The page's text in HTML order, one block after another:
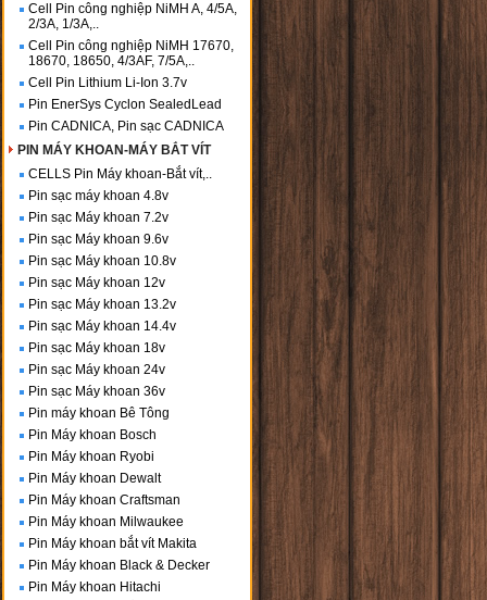
Cell Pin công nghiệp NiMH A, 4/5A,
2/3A, 1/3A,..
Cell Pin công nghiệp NiMH 17670,
18670, 18650, 4/3AF, 7/5A,..
Cell Pin Lithium Li-Ion 3.7v
Pin EnerSys Cyclon SealedLead
Pin CADNICA, Pin sạc CADNICA
PIN MÁY KHOAN-MÁY BẮT VÍT
CELLS Pin Máy khoan-Bắt vít,..
Pin sạc máy khoan 4.8v
Pin sạc Máy khoan 7.2v
Pin sạc Máy khoan 9.6v
Pin sạc Máy khoan 10.8v
Pin sạc Máy khoan 12v
Pin sạc Máy khoan 13.2v
Pin sạc Máy khoan 14.4v
Pin sạc Máy khoan 18v
Pin sạc Máy khoan 24v
Pin sạc Máy khoan 36v
Pin máy khoan Bê Tông
Pin Máy khoan Bosch
Pin Máy khoan Ryobi
Pin Máy khoan Dewalt
Pin Máy khoan Craftsman
Pin Máy khoan Milwaukee
Pin Máy khoan bắt vít Makita
Pin Máy khoan Black & Decker
Pin Máy khoan Hitachi